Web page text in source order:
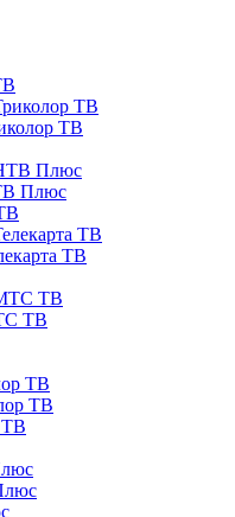
ТВ
ТВ
Плюс
Плюс
ТВ
ТВ
ТВ
ТВ
ТВ
ТВ
ТВ